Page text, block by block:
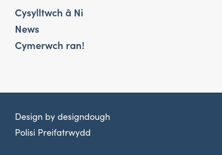
Cysylltwch â Ni
News
Cymerwch ran!
Design by designdough
Polisi Preifatrwydd